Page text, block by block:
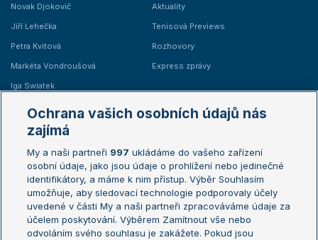
Novak Djokovič
Jiří Lehečka
Petra Kvitová
Markéta Vondroušová
Iga Swiatek
Aktuality
Tenisová Previews
Rozhovory
Express zprávy
Žebříčky
Žebříček ATP (muži)
Žebříček WTA (ženy)
Sázkařský žebříček
Australian Open
French Open
Wimbledon
US Open
Turnaj mistrů
Ochrana vašich osobních údajů nás
zajímá
My a naši partneři 997 ukládáme do vašeho zařízení
osobní údaje, jako jsou údaje o prohlížení nebo jedinečné
identifikátory, a máme k nim přístup. Výběr Souhlasím
umožňuje, aby sledovací technologie podporovaly účely
uvedené v části My a naši partneři zpracováváme údaje za
účelem poskytování. Výběrem Zamítnout vše nebo
odvoláním svého souhlasu je zakážete. Pokud jsou